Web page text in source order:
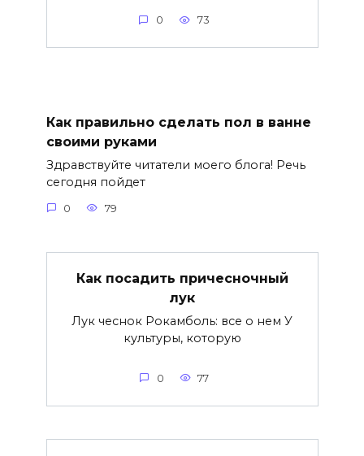
0 73
Как правильно сделать пол в ванне
своими руками
Здравствуйте читатели моего блога! Речь
сегодня пойдет
0 79
Как посадить причесночный
лук
Лук чеснок Рокамболь: все о нем У
культуры, которую
0 77